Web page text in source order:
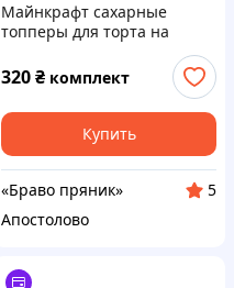
Майнкрафт сахарные
топперы для торта на
мастике набор с декором
320₴ комплект
Купить
«Браво пряник»
5
Апостолово